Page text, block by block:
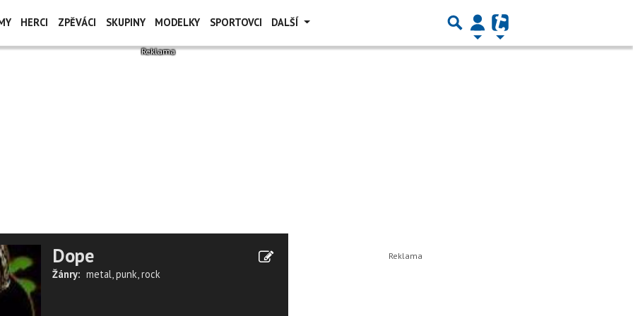
HERCI ZPĚVÁCI SKUPINY MODELKY SPORTOVCI DALŠÍ
Dope
Žánry: metal,punk,rock